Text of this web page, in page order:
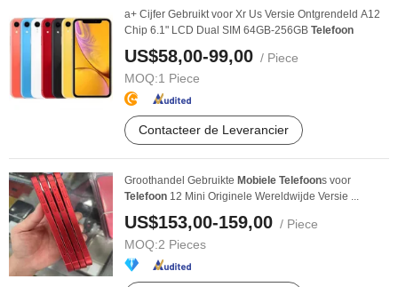
a+ Cijfer Gebruikt voor Xr Us Versie Ontgrendeld A12
Chip 6.1" LCD Dual SIM 64GB-256GB Telefoon
US$58,00-99,00 / Piece
MOQ:1 Piece
Contacteer de Leverancier
Groothandel Gebruikte Mobiele Telefoons voor
Telefoon 12 Mini Originele Wereldwijde Versie ...
US$153,00-159,00 / Piece
MOQ:2 Pieces